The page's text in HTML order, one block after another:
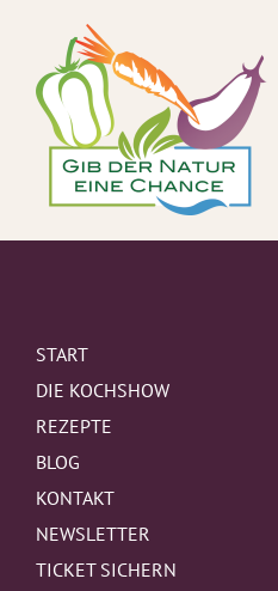
springen
START
DIE KOCHSHOW
REZEPTE
BLOG
KONTAKT
NEWSLETTER
TICKET SICHERN